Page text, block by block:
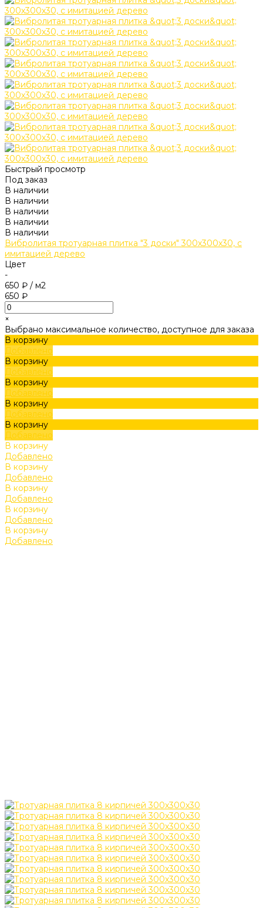
Быстрый просмотр
Под заказ
В наличии
В наличии
В наличии
В наличии
В наличии
Вибролитая тротуарная плитка "3 доски" 300х300х30, с
имитацией дерево
Цвет
-
650 ₽ / м2
650 ₽
×
Выбрано максимальное количество, доступное для заказа
В корзину
Добавлено
В корзину
Добавлено
В корзину
Добавлено
В корзину
Добавлено
В корзину
Добавлено
В корзину
Добавлено
В корзину
Добавлено
В корзину
Добавлено
В корзину
Добавлено
В корзину
Добавлено